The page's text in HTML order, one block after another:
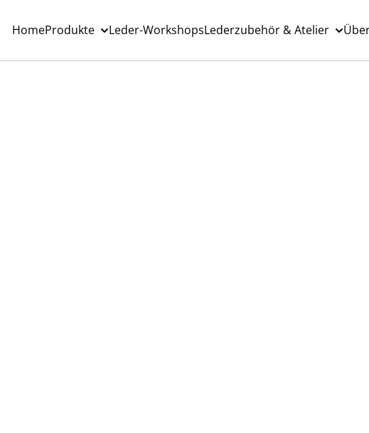
HomeProdukte Leder-WorkshopsLederzubehör & Atelier